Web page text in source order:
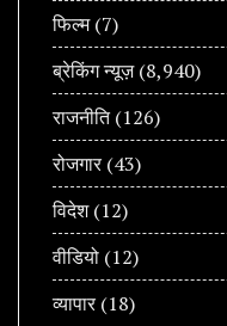
फिल्म(7)
ब्रेकिंग न्यूज़(8,940)
राजनीति(126)
रोजगार(43)
विदेश(12)
वीडियो (12)
व्यापार(18)